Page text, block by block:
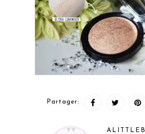
Partager:
ALITTLEB